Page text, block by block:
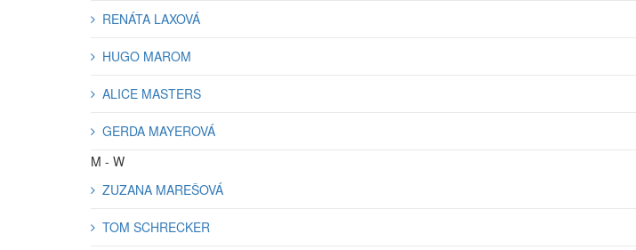
RENÁTA LAXOVÁ
HUGO MAROM
ALICE MASTERS
GERDA MAYEROVÁ
M - W
ZUZANA MAREŠOVÁ
TOM SCHRECKER